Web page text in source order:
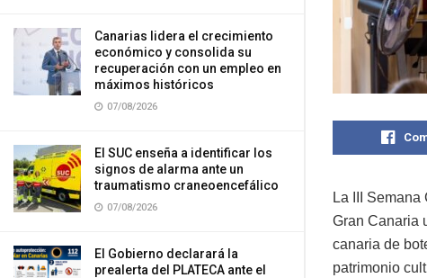
Canarias lidera el crecimiento
económico y consolida su
recuperación con un empleo en
máximos históricos
07/08/2026
El SUC enseña a identificar los
signos de alarma ante un
traumatismo craneoencefálico
07/08/2026
El Gobierno declarará la
prealerta del PLATECA ante el
La III
Gran Canaria
canaria de
patrimonio